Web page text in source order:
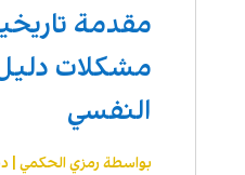
مقدمة
مشكلات
النفسي
بواسطة رمزي الحكمي|